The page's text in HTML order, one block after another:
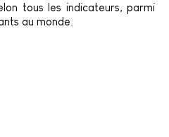
tous les indicateurs, parmi
au monde.